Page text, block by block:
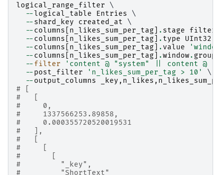
logical_range_filter \
--logical_table Entries \
-- shard_key created_at \
-- columns n_likes_sum_per_tag . stage
-- columns n_likes_sum_per_tag . type UInt32
-- columns n_likes_sum_per_tag . value
-- columns n_likes_sum_per_tag .window.
-- filter
'content @ "system" || content @
-- post_filter 'n_likes_sum_per_tag > 10'
\
-- output_columns _key , n_likes ,
# [
#   [
#     0,
#     1337566253.89858,
#     0.000355720520019531
#   ],
#   [
#     [
#       [
#         "_key",
#         "ShortText"